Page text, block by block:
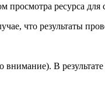
просмотра ресурса
что результаты
В результате